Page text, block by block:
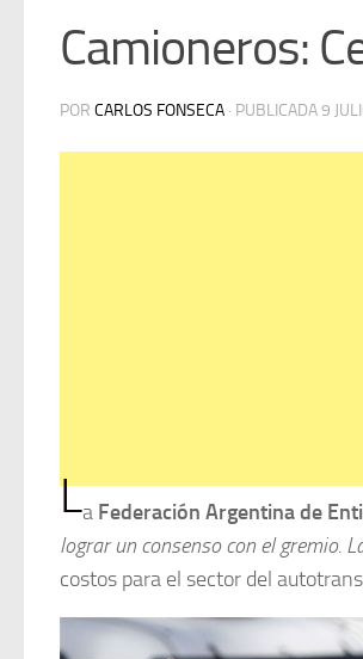
Camioneros:
POR CARLOS FONSECA · PUBLICADA9
La Federación Argentina de
lograr un consenso con el gremio.
costos para el sector del